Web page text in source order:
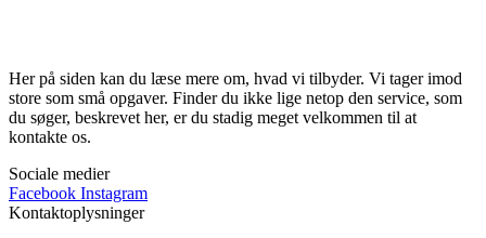
Her på siden kan du læse mere om, hvad vi tilbyder. Vi tager imod
store som små opgaver. Finder du ikke lige netop den service, som
du søger, beskrevet her, er du stadig meget velkommen til at
kontakte os.
Sociale medier
Facebook Instagram
Kontaktoplysninger​